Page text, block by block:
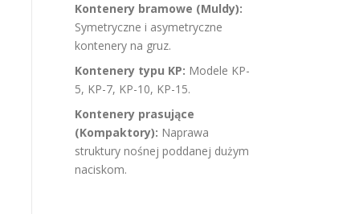
Kontenery bramowe (Muldy):
Symetryczne i asymetryczne
kontenery na gruz.
Kontenery typu KP: Modele KP-
5, KP-7, KP-10, KP-15.
Kontenery prasujące
(Kompaktory): Naprawa
struktury nośnej poddanej dużym
naciskom.